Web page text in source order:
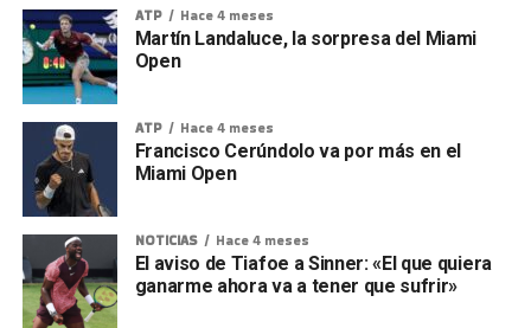
ATP Hace 4 meses
Martín Landaluce, la sorpresa del Miami
Open
ATP Hace 4 meses
Francisco Cerúndolo va por más en el
Miami Open
NOTICIAS Hace 4 meses
El aviso de Tiafoe a Sinner: «El que quiera
ganarme ahora va a tener que sufrir»